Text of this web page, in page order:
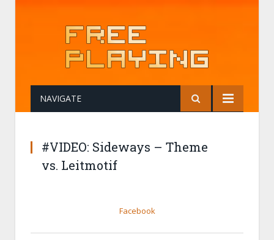
NAVIGATE
#VIDEO: Sideways – Theme
vs. Leitmotif
Facebook